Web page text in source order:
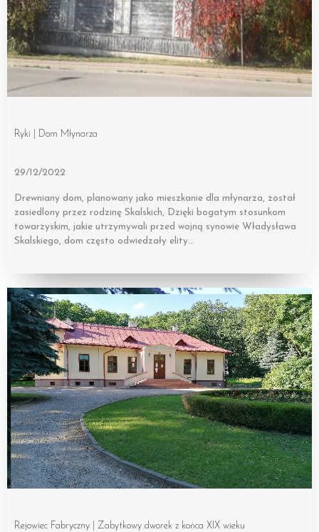
Ryki | Dom Młynarza
29/12/2022
Drewniany dom, planowany jako mieszkanie dla młynarza, został
zasiedlony przez rodzinę Skalskich, Dzięki bogatym stosunkom
towarzyskim, jakie utrzymywali przed wojną synowie Władysława
Skalskiego, dom często odwiedzały elity…
Rejowiec Fabryczny | Zabytkowy dworek z końca XIX wieku